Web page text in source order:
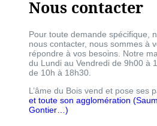
Nous contacter
Pour toute demande spécifique,
nous contacter, nous sommes à
répondre à vos besoins. Notre
du Lundi au Vendredi de 9h00 à
de 10h à 18h30.
L’âme du Bois vend et pose ses
et toute son agglomération (
Gontier…)